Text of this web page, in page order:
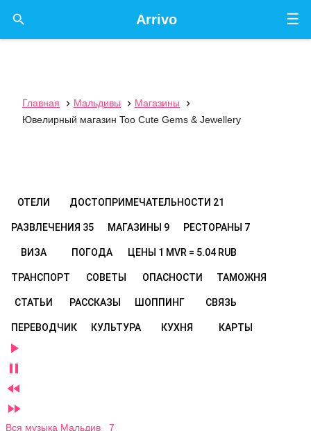
☰
Arrivo

Главная  Мальдивы  Магазины

Ювелирный магазин Too Cute Gems & Jewellery
ОТЕЛИ ДОСТОПРИМЕЧАТЕЛЬНОСТИ 21
РАЗВЛЕЧЕНИЯ 35 МАГАЗИНЫ 9 РЕСТОРАНЫ 7
ВИЗА ПОГОДА ЦЕНЫ 1 MVR = 5.04 RUB
ТРАНСПОРТ СОВЕТЫ ОПАСНОСТИ ТАМОЖНЯ
СТАТЬИ РАССКАЗЫ ШОППИНГ СВЯЗЬ
ПЕРЕВОДЧИК КУЛЬТУРА КУХНЯ КАРТЫ




Вся музыка Мальдив 7